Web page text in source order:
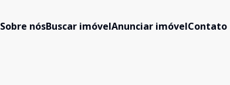
Sobre nósBuscar imóvelAnunciar imóvelContato